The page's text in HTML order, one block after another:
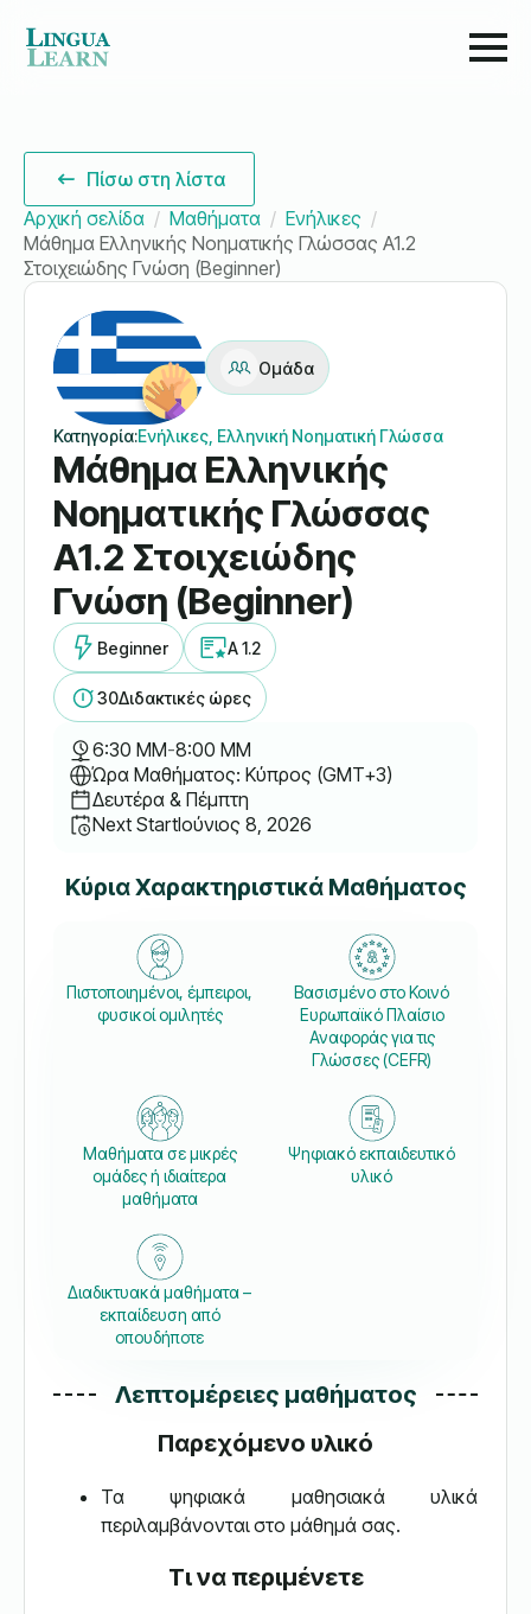
Πίσω στη λίστα
Αρχική σελίδα
Μαθήματα
Ενήλικες
Μάθημα Ελληνικής Νοηματικής Γλώσσας A1.2
Στοιχειώδης Γνώση (Beginner)
Ομάδα
Κατηγορία:Ενήλικες, Ελληνική Νοηματική Γλώσσα
Μάθημα Ελληνικής
Νοηματικής Γλώσσας
A1.2 Στοιχειώδης
Γνώση (Beginner)
Beginner A 1.2
30Διδακτικές ώρες
6:30 ΜΜ-8:00 ΜΜ
Ώρα Μαθήματος: Κύπρος (GMT+3)
Δευτέρα & Πέμπτη
Next StartΙούνιος 8, 2026
Κύρια Χαρακτηριστικά Μαθήματος
Πιστοποιημένοι, έμπειροι,
φυσικοί ομιλητές
Βασισμένο στο Κοινό
Ευρωπαϊκό Πλαίσιο
Αναφοράς για τις
Γλώσσες (CEFR)
Μαθήματα σε μικρές
ομάδες ή ιδιαίτερα
μαθήματα
Ψηφιακό εκπαιδευτικό
υλικό
Διαδικτυακά μαθήματα –
εκπαίδευση από
οπουδήποτε
Λεπτομέρειες μαθήματος
Παρεχόμενο υλικό
Τα ψηφιακά μαθησιακά υλικά
περιλαμβάνονται στο μάθημά σας.
Τι να περιμένετε